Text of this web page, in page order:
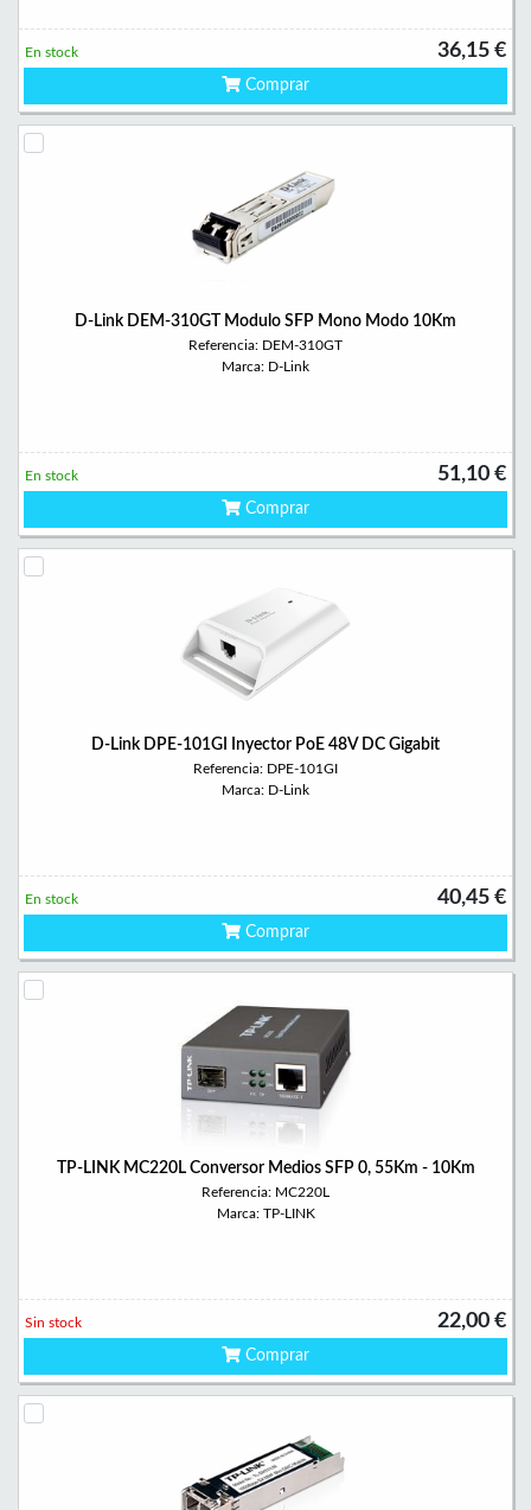
36,15 €
En stock
Comprar
D-Link DEM-310GT Modulo SFP Mono Modo 10Km
Referencia: DEM-310GT
Marca: D-Link
51,10 €
En stock
Comprar
D-Link DPE-101GI Inyector PoE 48V DC Gigabit
Referencia: DPE-101GI
Marca: D-Link
40,45 €
En stock
Comprar
TP-LINK MC220L Conversor Medios SFP 0, 55Km - 10Km
Referencia: MC220L
Marca: TP-LINK
22,00 €
Sin stock
Comprar